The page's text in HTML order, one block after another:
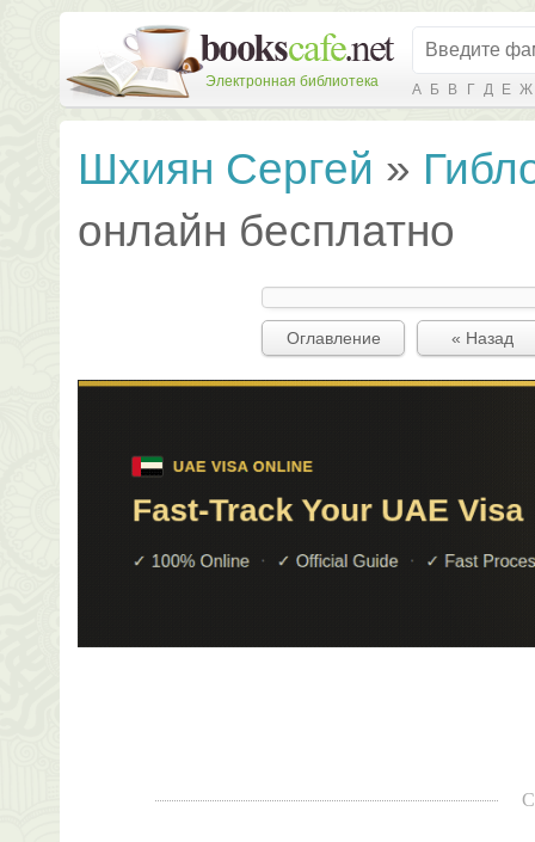
Электронная библиотека А Б В Г Д Е Ж
Шхиян Сергей »
онлайн бесплатно
Оглавление « Назад